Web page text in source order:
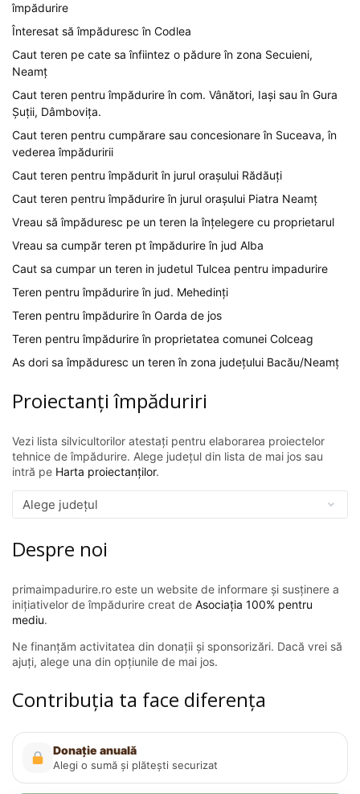
împădurire
Înteresat să împăduresc în Codlea
Caut teren pe cate sa înfiintez o pădure în zona Secuieni,
Neamț
Caut teren pentru împădurire în com. Vânători, Iași sau în Gura
Șuții, Dâmbovița.
Caut teren pentru cumpărare sau concesionare în Suceava, în
vederea împăduririi
Caut teren pentru împădurit în jurul orașului Rădăuți
Caut teren pentru împădurire în jurul orașului Piatra Neamț
Vreau să împăduresc pe un teren la înțelegere cu proprietarul
Vreau sa cumpăr teren pt împădurire în jud Alba
Caut sa cumpar un teren in judetul Tulcea pentru impadurire
Teren pentru împădurire în jud. Mehedinți
Teren pentru împădurire în Oarda de jos
Teren pentru împădurire în proprietatea comunei Colceag
As dori sa împăduresc un teren în zona județului Bacău/Neamț
Proiectanți împăduriri
Vezi lista silvicultorilor atestați pentru elaborarea proiectelor
tehnice de împădurire. Alege județul din lista de mai jos sau
intră pe Harta proiectanților.
Despre noi
primaimpadurire.ro este un website de informare și susținere a
inițiativelor de împădurire creat de Asociația 100% pentru
mediu.
Ne finanțăm activitatea din donații și sponsorizări. Dacă vrei să
ajuți, alege una din opțiunile de mai jos.
Contribuția ta face diferența
Donație anuală
Alegi o sumă și plătești securizat